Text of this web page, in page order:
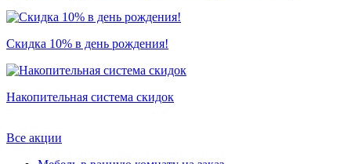
Скидка 10% в день рождения!
Накопительная система скидок
Все акции